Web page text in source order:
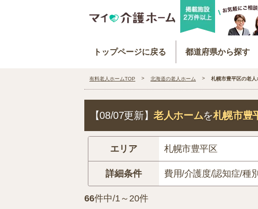
トップページに戻る 都道府県から探す
有料老人ホームTOP 北海道の老人ホーム 札幌市豊平区の老人
【08/07更新】老人ホームを札幌市豊
エリア 札幌市豊平区
詳細条件 費用/介護度/認知症/種
66件中/1～20件